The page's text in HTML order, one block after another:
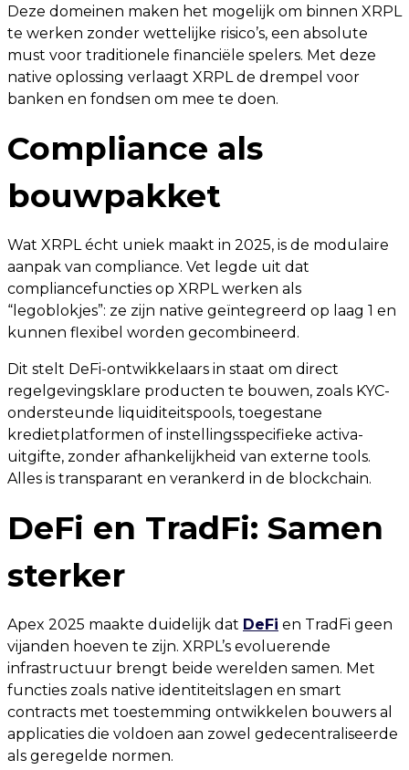
Deze domeinen maken het mogelijk om binnen XRPL
te werken zonder wettelijke risico’s, een absolute
must voor traditionele financiële spelers. Met deze
native oplossing verlaagt XRPL de drempel voor
banken en fondsen om mee te doen.
Compliance als
bouwpakket
Wat XRPL écht uniek maakt in 2025, is de modulaire
aanpak van compliance. Vet legde uit dat
compliancefuncties op XRPL werken als
“legoblokjes”: ze zijn native geïntegreerd op laag 1 en
kunnen flexibel worden gecombineerd.
Dit stelt DeFi-ontwikkelaars in staat om direct
regelgevingsklare producten te bouwen, zoals KYC-
ondersteunde liquiditeitspools, toegestane
kredietplatformen of instellingsspecifieke activa-
uitgifte, zonder afhankelijkheid van externe tools.
Alles is transparant en verankerd in de blockchain.
DeFi en TradFi: Samen
sterker
Apex 2025 maakte duidelijk dat DeFi en TradFi geen
vijanden hoeven te zijn. XRPL’s evoluerende
infrastructuur brengt beide werelden samen. Met
functies zoals native identiteitslagen en smart
contracts met toestemming ontwikkelen bouwers al
applicaties die voldoen aan zowel gedecentraliseerde
als geregelde normen.